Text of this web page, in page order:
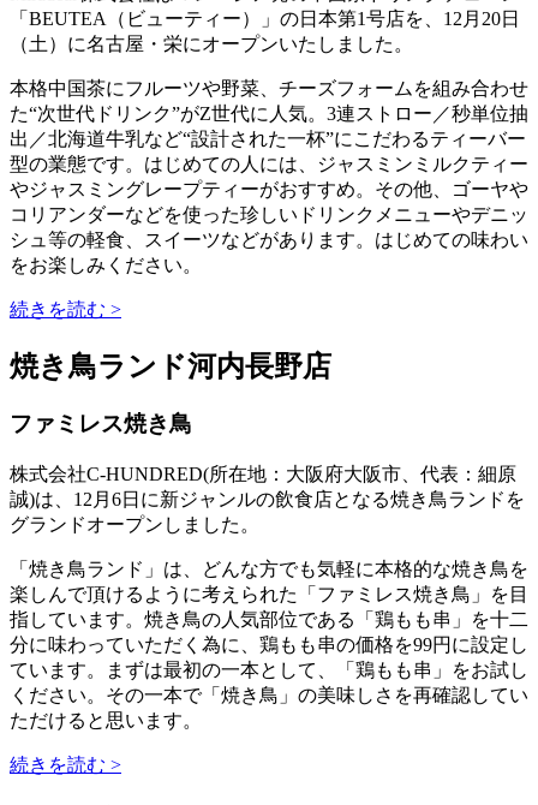
「BEUTEA（ビューティー）」の日本第1号店を、12月20日
（土）に名古屋・栄にオープンいたしました。
本格中国茶にフルーツや野菜、チーズフォームを組み合わせ
た“次世代ドリンク”がZ世代に人気。3連ストロー／秒単位抽
出／北海道牛乳など“設計された一杯”にこだわるティーバー
型の業態です。はじめての人には、ジャスミンミルクティー
やジャスミングレープティーがおすすめ。その他、ゴーヤや
コリアンダーなどを使った珍しいドリンクメニューやデニッ
シュ等の軽食、スイーツなどがあります。はじめての味わい
をお楽しみください。
続きを読む >
焼き鳥ランド河内長野店
ファミレス焼き鳥
株式会社C-HUNDRED(所在地：大阪府大阪市、代表：細原
誠)は、12月6日に新ジャンルの飲食店となる焼き鳥ランドを
グランドオープンしました。
「焼き鳥ランド」は、どんな方でも気軽に本格的な焼き鳥を
楽しんで頂けるように考えられた「ファミレス焼き鳥」を目
指しています。焼き鳥の人気部位である「鶏もも串」を十二
分に味わっていただく為に、鶏もも串の価格を99円に設定し
ています。まずは最初の一本として、「鶏もも串」をお試し
ください。その一本で「焼き鳥」の美味しさを再確認してい
ただけると思います。
続きを読む >